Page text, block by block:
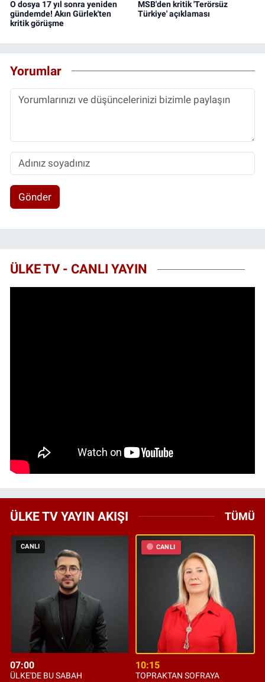
O dosya 17 yıl sonra yeniden
gündemde! Akın Gürlek'ten
kritik görüşme
MSB'den kritik 'Terörsüz
Türkiye' açıklaması
Yorumlar
Gönder
ÜLKE TV - CANLI YAYIN
ÜLKE TV YAYIN AKIŞI TÜMÜ
CANLI
07:00
ÜLKE'DE BU SABAH
CANLI
10:15
TOPRAKTAN SOFRAYA